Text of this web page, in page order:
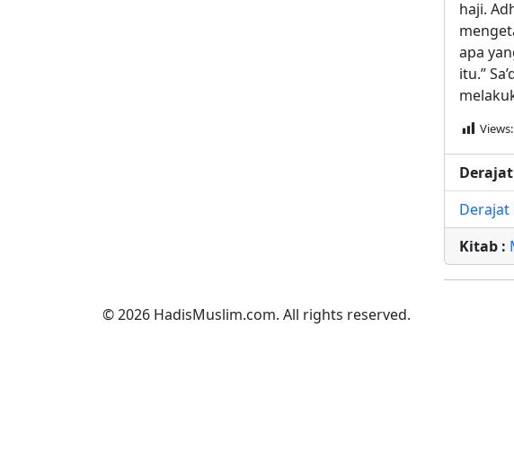
haji.
apa
itu.”
Views:
Derajat
Kitab :
© 2026 HadisMuslim.com. All rights reserved.